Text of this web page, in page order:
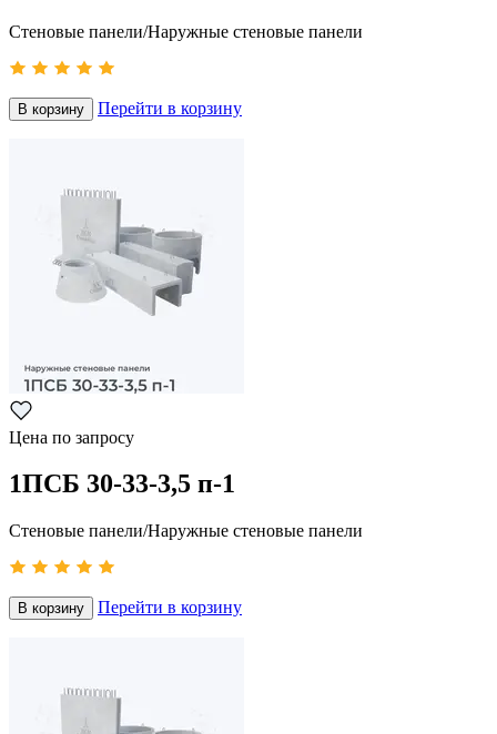
Стеновые панели/Наружные стеновые панели
В корзину Перейти в корзину
Цена по запросу
1ПСБ 30-33-3,5 п-1
Стеновые панели/Наружные стеновые панели
В корзину Перейти в корзину